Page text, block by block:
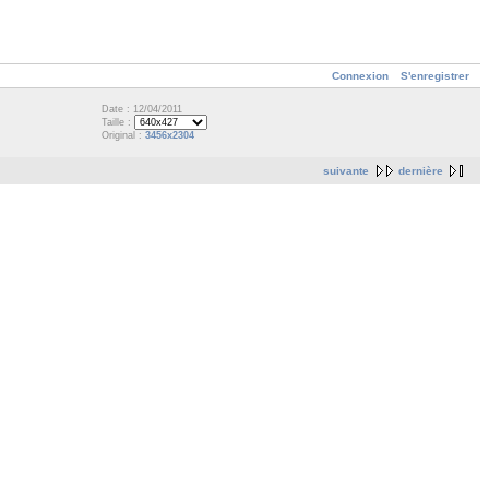
Connexion S'enregistrer
Date : 12/04/2011
Taille :
Original : 3456x2304
suivante dernière